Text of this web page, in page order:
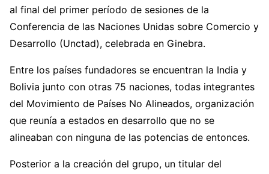
al final del primer período de sesiones de la
Conferencia de las Naciones Unidas sobre Comercio y
Desarrollo (Unctad), celebrada en Ginebra.
Entre los países fundadores se encuentran la India y
Bolivia junto con otras 75 naciones, todas integrantes
del Movimiento de Países No Alineados, organización
que reunía a estados en desarrollo que no se
alineaban con ninguna de las potencias de entonces.
Posterior a la creación del grupo, un titular del